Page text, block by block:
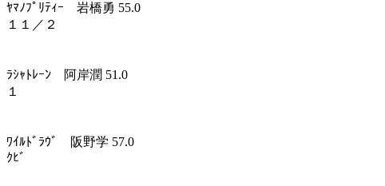
ﾔﾏﾉﾌﾟﾘﾃｨｰ 岩橋勇 55.0
１１／２
ﾗｼｬﾄﾚｰﾝ 阿岸潤 51.0
１
ﾜｲﾙﾄﾞﾗｳﾞ 阪野学 57.0
ｸﾋﾞ